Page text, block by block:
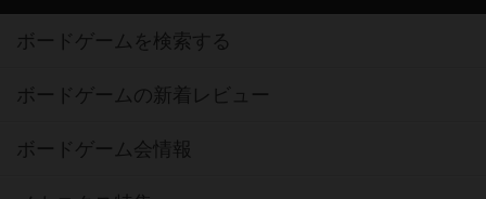
ボードゲームを検索する
ボードゲームの新着レビュー
ボードゲーム会情報